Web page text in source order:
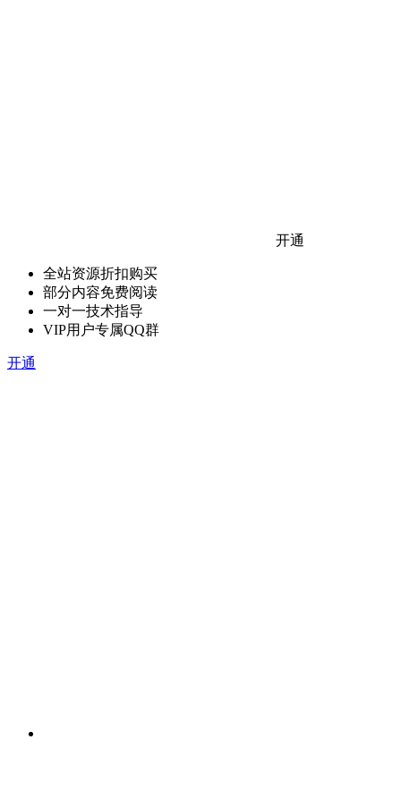
开通
全站资源折扣购买
部分内容免费阅读
一对一技术指导
VIP用户专属QQ群
开通